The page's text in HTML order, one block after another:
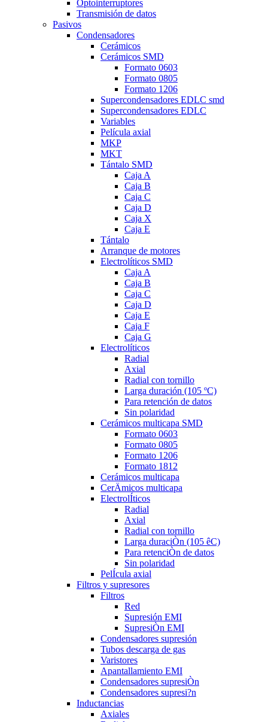
Optointerruptores
Transmisión de datos
Pasivos
Condensadores
Cerámicos
Cerámicos SMD
Formato 0603
Formato 0805
Formato 1206
Supercondensadores EDLC smd
Supercondensadores EDLC
Variables
Película axial
MKP
MKT
Tántalo SMD
Caja A
Caja B
Caja C
Caja D
Caja X
Caja E
Tántalo
Arranque de motores
Electrolíticos SMD
Caja A
Caja B
Caja C
Caja D
Caja E
Caja F
Caja G
Electrolíticos
Radial
Axial
Radial con tornillo
Larga duración (105 ºC)
Para retención de datos
Sin polaridad
Cerámicos multicapa SMD
Formato 0603
Formato 0805
Formato 1206
Formato 1812
Cerámicos multicapa
CerÄmicos multicapa
ElectrolÍticos
Radial
Axial
Radial con tornillo
Larga duraciÒn (105 êC)
Para retenciÒn de datos
Sin polaridad
PelÍcula axial
Filtros y supresores
Filtros
Red
Supresión EMI
SupresiÒn EMI
Condensadores supresión
Tubos descarga de gas
Varistores
Apantallamiento EMI
Condensadores supresiÒn
Condensadores supresi?n
Inductancias
Axiales